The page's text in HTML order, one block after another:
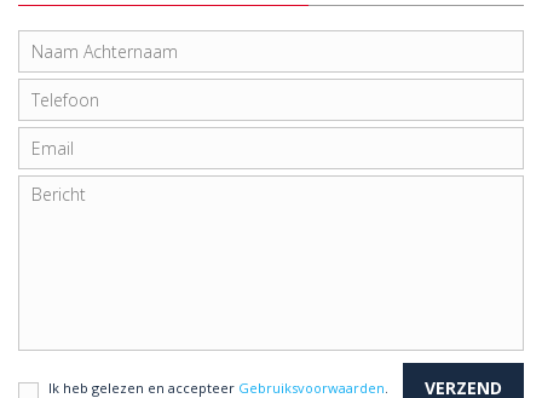
Ik heb gelezen en accepteer Gebruiksvoorwaarden